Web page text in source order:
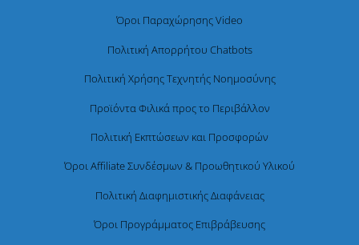
Όροι Παραχώρησης Video
Πολιτική Απορρήτου Chatbots
Πολιτική Χρήσης Τεχνητής Νοημοσύνης
Προϊόντα Φιλικά προς το Περιβάλλον
Πολιτική Εκπτώσεων και Προσφορών
Όροι Affiliate Συνδέσμων & Προωθητικού Υλικού
Πολιτική Διαφημιστικής Διαφάνειας
Όροι Προγράμματος Επιβράβευσης